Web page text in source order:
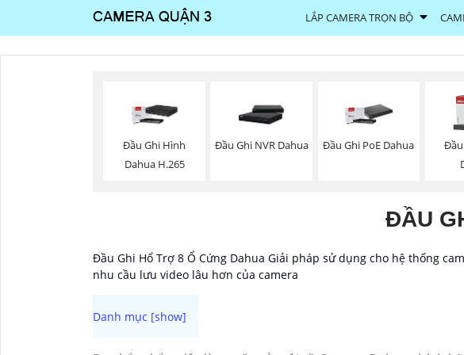
LẮP CAMERA TRỌN BỘ
Đầu Ghi Hình
Dahua H.265
Đầu Ghi NVR Dahua Đầu Ghi PoE Dahua
ĐẦU
Đầu Ghi Hổ Trợ 8 Ổ Cứng Dahua Giải pháp sử dụng cho hệ thống
nhu cầu lưu video lâu hơn của camera